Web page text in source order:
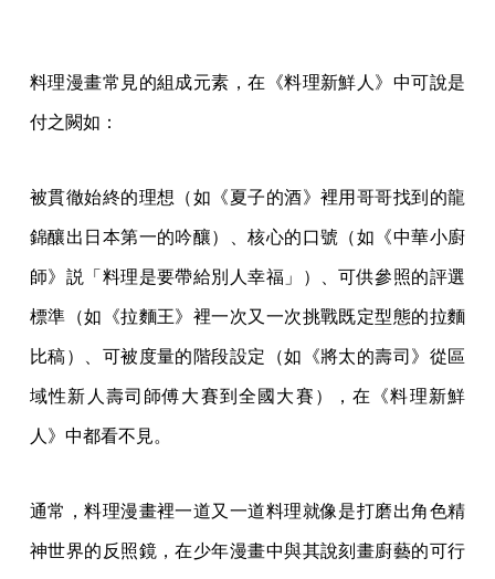
料理漫畫常見的組成元素，在《料理新鮮人》中可說是
付之闕如：
被貫徹始終的理想（如《夏子的酒》裡用哥哥找到的龍
錦釀出日本第一的吟釀）、核心的口號（如《中華小廚
師》説「料理是要帶給別人幸福」）、可供參照的評選
標準（如《拉麵王》裡一次又一次挑戰既定型態的拉麵
比稿）、可被度量的階段設定（如《將太的壽司》從區
域性新人壽司師傅大賽到全國大賽），在《料理新鮮
人》中都看不見。
通常，料理漫畫裡一道又一道料理就像是打磨出角色精
神世界的反照鏡，在少年漫畫中與其說刻畫廚藝的可行